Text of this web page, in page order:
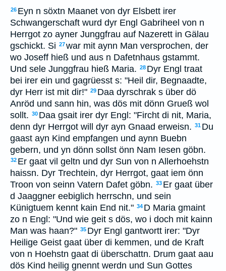
26 Eyn n söxtn Maanet von dyr Elsbett irer
Schwangerschaft wurd dyr Engl Gabriheel von n
Herrgot zo ayner Junggfrau auf Nazerett in Gälau
gschickt. Si 27war mit aynn Man versprochen, der
wo Joseff hieß und aus n Dafetnhaus gstammt.
Und sele Junggfrau hieß Maria. 28 Dyr Engl traat
bei irer ein und gagrüesst s: "Heil dir, Begnaadte,
dyr Herr ist mit dir!" 29 Daa dyrschrak s über dö
Anröd und sann hin, was dös mit dönn Grueß wol
sollt. 30 Daa gsait irer dyr Engl: "Fircht di nit, Maria,
denn dyr Herrgot will dyr ayn Gnaad erweisn. 31 Du
gaast ayn Kind empfangen und aynn Buebn
gebern, und yn dönn sollst önn Nam Iesen göbn.
32 Er gaat vil geltn und dyr Sun von n Allerhoehstn
haissn. Dyr Trechtein, dyr Herrgot, gaat iem önn
Troon von seinn Vatern Dafet göbn. 33 Er gaat über
d Jaaggner eebiglich herrschn, und sein
Künigtuem kennt kain End nit." 34 D Maria gmaint
zo n Engl: "Und wie geit s dös, wo i doch mit kainn
Man was haan?" 35 Dyr Engl gantwortt irer: "Dyr
Heilige Geist gaat über di kemmen, und de Kraft
von n Hoehstn gaat di überschattn. Drum gaat aau
dös Kind heilig gnennt werdn und Sun Gottes